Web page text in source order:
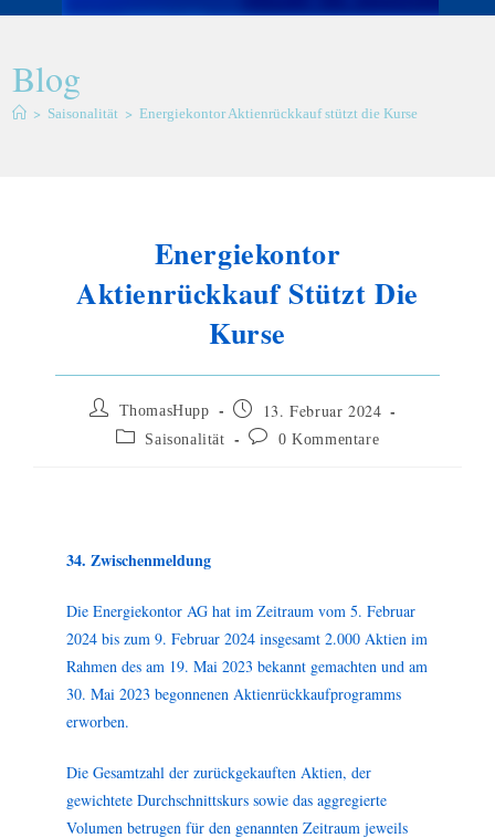
Blog
> Saisonalität > Energiekontor Aktienrückkauf stützt die Kurse
Energiekontor
Aktienrückkauf Stützt Die
Kurse
ThomasHupp 13. Februar 2024
Saisonalität 0 Kommentare
34. Zwischenmeldung
Die Energiekontor AG hat im Zeitraum vom 5. Februar
2024 bis zum 9. Februar 2024 insgesamt 2.000 Aktien im
Rahmen des am 19. Mai 2023 bekannt gemachten und am
30. Mai 2023 begonnenen Aktienrückkaufprogramms
erworben.
Die Gesamtzahl der zurückgekauften Aktien, der
gewichtete Durchschnittskurs sowie das aggregierte
Volumen betrugen für den genannten Zeitraum jeweils